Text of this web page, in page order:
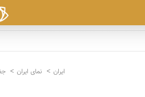
ایران نمای ایران